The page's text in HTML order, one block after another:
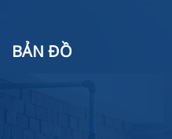
BẢN ĐỒ